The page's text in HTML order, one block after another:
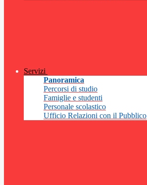
Servizi
Panoramica
Percorsi di studio
Famiglie e studenti
Personale scolastico
Ufficio Relazioni con il Pubblico